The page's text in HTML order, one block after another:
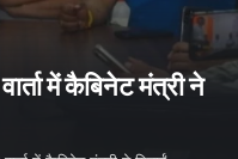
में कैबिनेट मंत्री ने